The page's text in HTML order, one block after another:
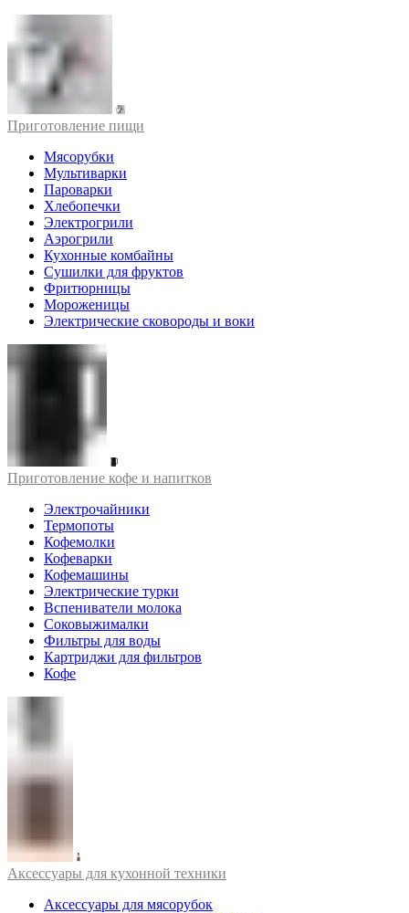
Приготовление пищи
Мясорубки
Мультиварки
Пароварки
Хлебопечки
Электрогрили
Аэрогрили
Кухонные комбайны
Сушилки для фруктов
Фритюрницы
Мороженицы
Электрические сковороды и воки
Приготовление кофе и напитков
Электрочайники
Термопоты
Кофемолки
Кофеварки
Кофемашины
Электрические турки
Вспениватели молока
Соковыжималки
Фильтры для воды
Картриджи для фильтров
Кофе
Аксессуары для кухонной техники
Аксессуары для мясорубок